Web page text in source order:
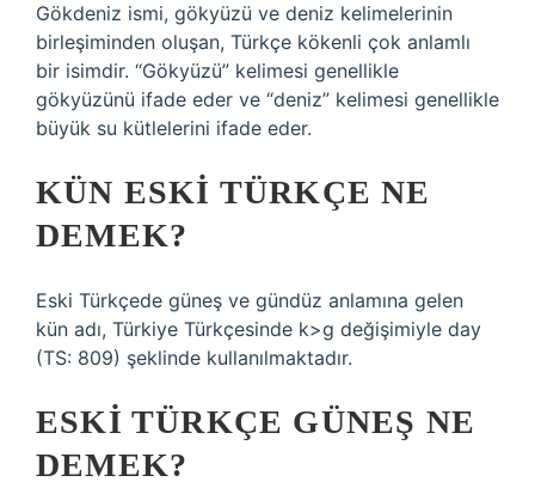
Gökdeniz ismi, gökyüzü ve deniz kelimelerinin
birleşiminden oluşan, Türkçe kökenli çok anlamlı
bir isimdir. “Gökyüzü” kelimesi genellikle
gökyüzünü ifade eder ve “deniz” kelimesi genellikle
büyük su kütlelerini ifade eder.
KÜN ESKI TÜRKÇE NE
DEMEK?
Eski Türkçede güneş ve gündüz anlamına gelen
kün adı, Türkiye Türkçesinde k>g değişimiyle day
(TS: 809) şeklinde kullanılmaktadır.
ESKI TÜRKÇE GÜNEŞ NE
DEMEK?